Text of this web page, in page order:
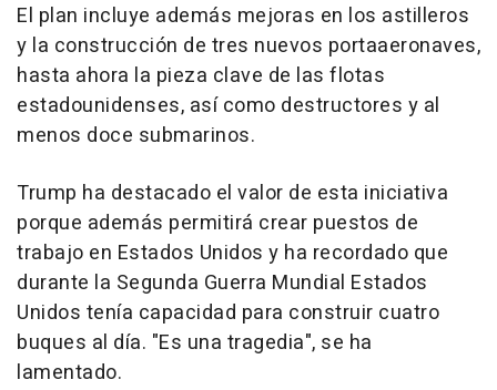
El plan incluye además mejoras en los astilleros
y la construcción de tres nuevos portaaeronaves,
hasta ahora la pieza clave de las flotas
estadounidenses, así como destructores y al
menos doce submarinos.
Trump ha destacado el valor de esta iniciativa
porque además permitirá crear puestos de
trabajo en Estados Unidos y ha recordado que
durante la Segunda Guerra Mundial Estados
Unidos tenía capacidad para construir cuatro
buques al día. "Es una tragedia", se ha
lamentado.